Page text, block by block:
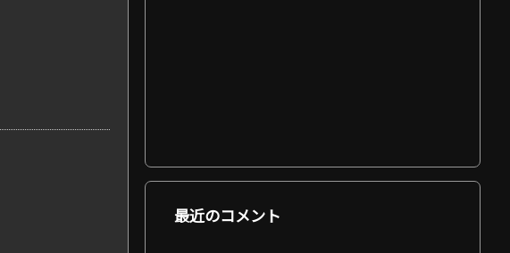
最近のコメント